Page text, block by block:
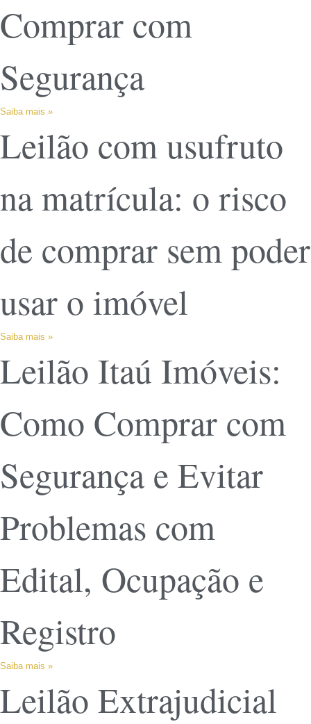
Comprar com
Segurança
Saiba mais »
Leilão com usufruto
na matrícula: o risco
de comprar sem poder
usar o imóvel
Saiba mais »
Leilão Itaú Imóveis:
Como Comprar com
Segurança e Evitar
Problemas com
Edital, Ocupação e
Registro
Saiba mais »
Leilão Extrajudicial